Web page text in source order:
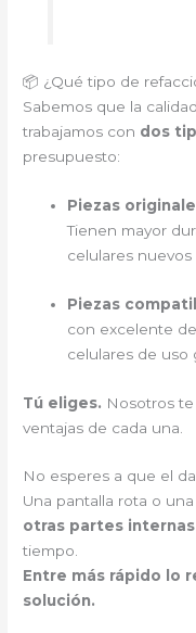
📦 ¿Qué tipo de
Sabemos que la
trabajamos con dos
presupuesto:
Piezas
Tienen mayor
celulares nuevos
Piezas
con excelente
celulares de uso
Tú eliges. Nosotros
ventajas de cada una.
No esperes a que el
Una pantalla rota o
otras partes internas
tiempo.
Entre más rápido lo
solución.